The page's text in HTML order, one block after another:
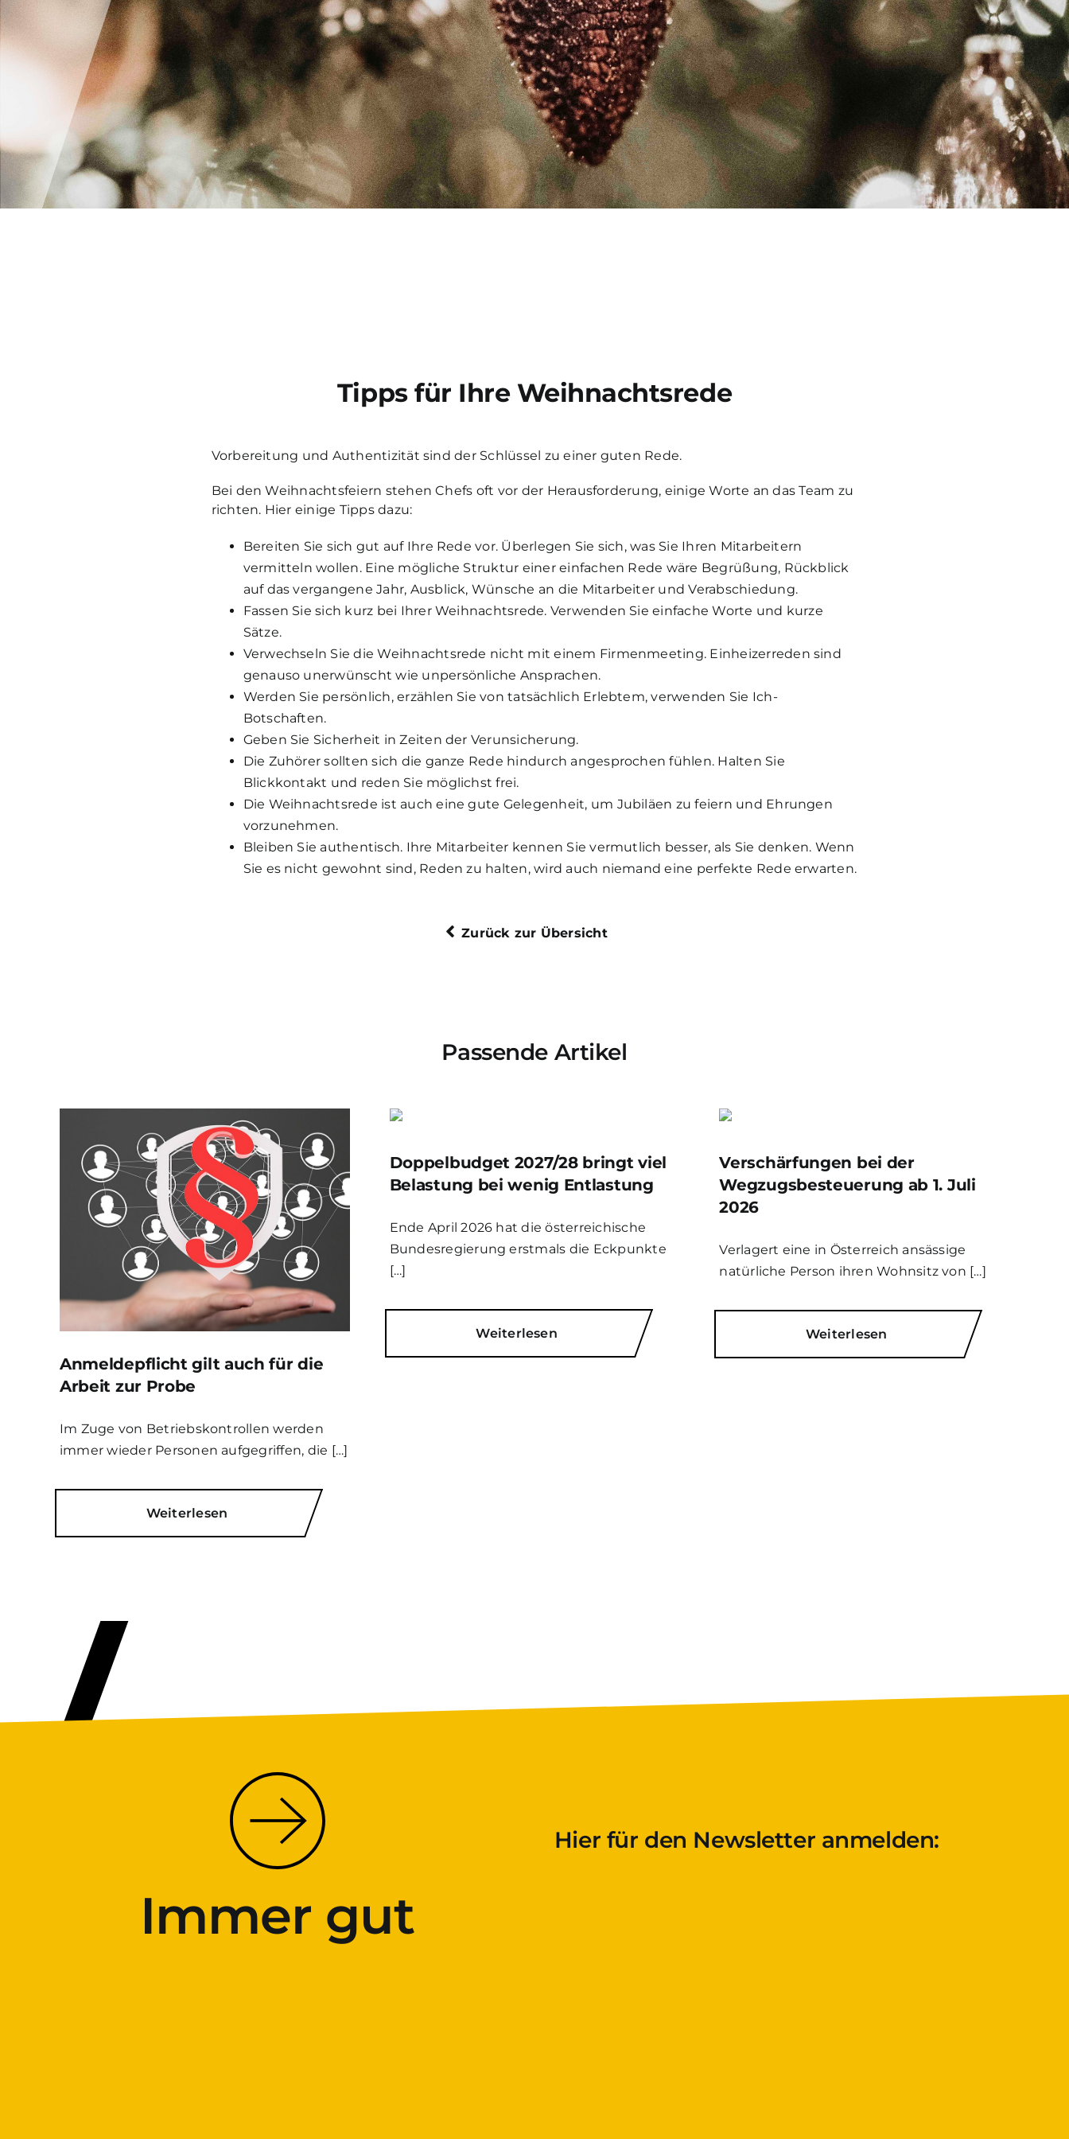
Tipps für Ihre Weihnachtsrede
Vorbereitung und Authentizität sind der Schlüssel zu einer guten Rede.
Bei den Weihnachtsfeiern stehen Chefs oft vor der Herausforderung, einige Worte an das Team zu
richten. Hier einige Tipps dazu:
Bereiten Sie sich gut auf Ihre Rede vor. Überlegen Sie sich, was Sie Ihren Mitarbeitern
vermitteln wollen. Eine mögliche Struktur einer einfachen Rede wäre Begrüßung, Rückblick
auf das vergangene Jahr, Ausblick, Wünsche an die Mitarbeiter und Verabschiedung.
Fassen Sie sich kurz bei Ihrer Weihnachtsrede. Verwenden Sie einfache Worte und kurze
Sätze.
Verwechseln Sie die Weihnachtsrede nicht mit einem Firmenmeeting. Einheizerreden sind
genauso unerwünscht wie unpersönliche Ansprachen.
Werden Sie persönlich, erzählen Sie von tatsächlich Erlebtem, verwenden Sie Ich-
Botschaften.
Geben Sie Sicherheit in Zeiten der Verunsicherung.
Die Zuhörer sollten sich die ganze Rede hindurch angesprochen fühlen. Halten Sie
Blickkontakt und reden Sie möglichst frei.
Die Weihnachtsrede ist auch eine gute Gelegenheit, um Jubiläen zu feiern und Ehrungen
vorzunehmen.
Bleiben Sie authentisch. Ihre Mitarbeiter kennen Sie vermutlich besser, als Sie denken. Wenn
Sie es nicht gewohnt sind, Reden zu halten, wird auch niemand eine perfekte Rede erwarten.
Zurück zur Übersicht
Passende Artikel
Anmeldepflicht gilt auch für die
Arbeit zur Probe
Im Zuge von Betriebskontrollen werden
immer wieder Personen aufgegriffen, die […]
Weiterlesen
Doppelbudget 2027/28 bringt viel
Belastung bei wenig Entlastung
Ende April 2026 hat die österreichische
Bundesregierung erstmals die Eckpunkte
[…]
Weiterlesen
Verschärfungen bei der
Wegzugsbesteuerung ab 1. Juli
2026
Verlagert eine in Österreich ansässige
natürliche Person ihren Wohnsitz von […]
Weiterlesen
Immer gut
Hier für den Newsletter anmelden: